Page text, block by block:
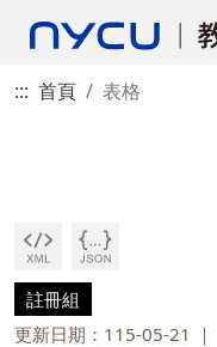
::: 首頁 表格
註冊組
更新日期：115-05-21